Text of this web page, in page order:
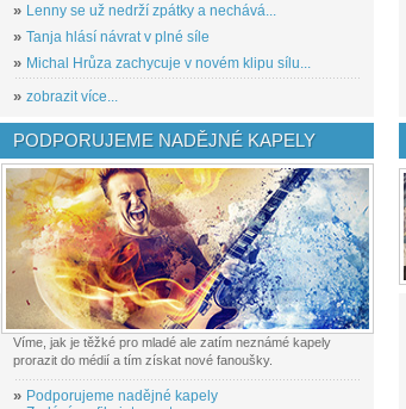
» Lenny se už nedrží zpátky a nechává...
» Tanja hlásí návrat v plné síle
» Michal Hrůza zachycuje v novém klipu sílu...
» zobrazit více...
PODPORUJEME NADĚJNÉ KAPELY
Víme, jak je těžké pro mladé ale zatím neznámé kapely
prorazit do médií a tím získat nové fanoušky.
» Podporujeme nadějné kapely